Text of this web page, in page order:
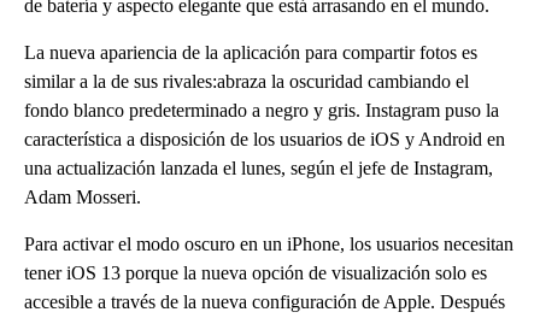
de batería y aspecto elegante que está arrasando en el mundo.
La nueva apariencia de la aplicación para compartir fotos es
similar a la de sus rivales:abraza la oscuridad cambiando el
fondo blanco predeterminado a negro y gris. Instagram puso la
característica a disposición de los usuarios de iOS y Android en
una actualización lanzada el lunes, según el jefe de Instagram,
Adam Mosseri.
Para activar el modo oscuro en un iPhone, los usuarios necesitan
tener iOS 13 porque la nueva opción de visualización solo es
accesible a través de la nueva configuración de Apple. Después